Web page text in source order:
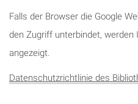
Falls der Browser die Google
den Zugriff unterbindet,
angezeigt.
Datenschutzrichtlinie des